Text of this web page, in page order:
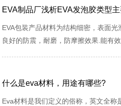
在很大的不一致性。一个后清洗过程
EVA制品厂浅析EVA发泡胶类型主
EVA包装产品材料为结构细密，表面
良好的防震，耐磨，防摩擦效果.能有
什么是eva材料，用途有哪些?
​Eva材料是我们定义的俗称，英文全称